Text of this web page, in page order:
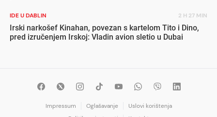
IDE U DABLIN 2 H 27 MIN
Irski narkošef Kinahan, povezan s kartelom Tito i Dino,
pred izručenjem Irskoj: Vladin avion sletio u Dubai
Impressum Oglašavanje
Uslovi korištenja